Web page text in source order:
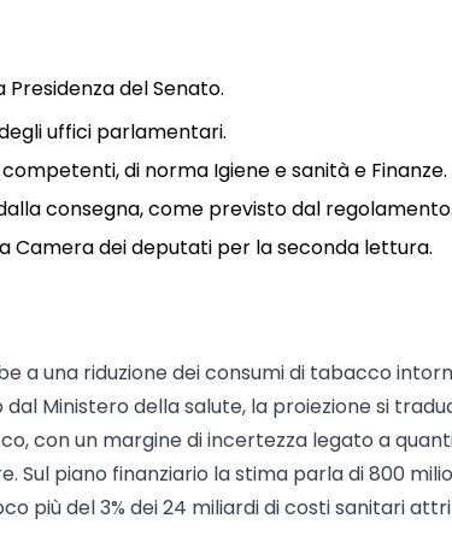
del Senato.
uffici parlamentari.
di norma Igiene e sanità e Finanze.
consegna, come previsto dal regolamento.
Camera dei deputati per la seconda lettura.
a una riduzione dei consumi di tabacco
Ministero della salute, la proiezione si
con un margine di incertezza legato a
piano finanziario la stima parla di 800
più del 3% dei 24 miliardi di costi sanitari